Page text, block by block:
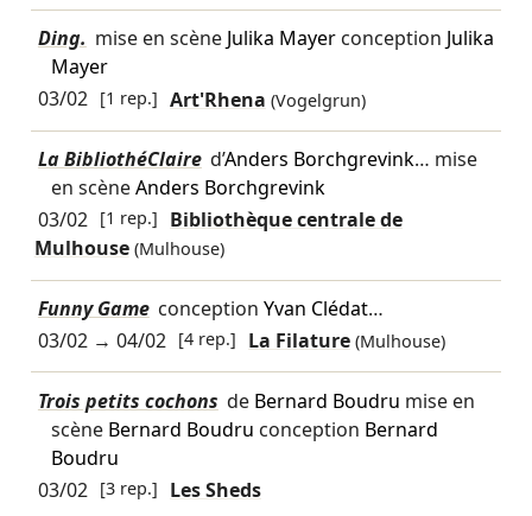
Ding. mise en scène Julika Mayerconception Julika
Mayer
03/02 [1 rep.] Art'Rhena (Vogelgrun)
La BibliothéClaire d’Anders Borchgrevink… mise
en scèneAnders Borchgrevink
03/02 [1 rep.]
Bibliothèque centrale de
Mulhouse (Mulhouse)
Funny Game conception Yvan Clédat…
03/02→ 04/02 [4 rep.] La Filature (Mulhouse)
Trois petits cochons de Bernard Boudru mise en
scène Bernard Boudru conception Bernard
Boudru
03/02 [3 rep.] Les Sheds